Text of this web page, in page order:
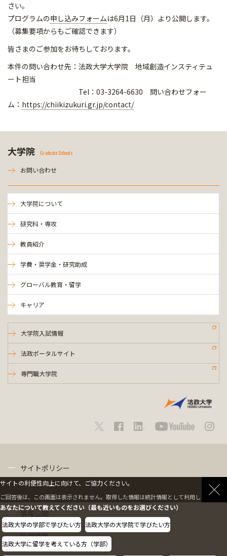
さい。
プログラムの申し込みフォームは6月1日（月）より公開します。
（募集要項からもご確認できます）
皆さまのご参加をお待ちしております。
本件の問い合わせ先：法政大学大学院 地域創造インスティテュ
ート担当
Tel：03-3264-6630 問い合わせフォー
ム： https://chiikizukuri.gr.jp/contact/
大学院 Graduate Schools
お問い合わせ
大学院について
研究科・専攻
教員紹介
学費・奨学金・研究助成
グローバル教育・留学
キャリア
大学院入試情報
法政ポータルサイト
専門職大学院
サイトポリシー
情報公開
採用情報
サイトの利便性向上に向けて、ご協力ください。
ご回答後は、この画面は表示されません。取得した情報は統計情報として利用します。
あなたについて教えてください（最も近いものをお選びください）
法政大学の学部で学びたい方 法政大学の大学院で学びたい方
法政大学に留学を考えている方（学部）